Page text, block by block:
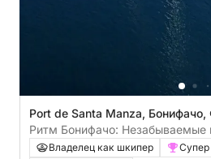
Port de Santa Manza,
Ритм Бонифачо: Незабываемые
лодкеВладелец как шкипер
Супер